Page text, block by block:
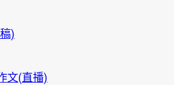
)
文(直播)